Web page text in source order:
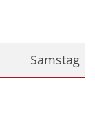
Samstag